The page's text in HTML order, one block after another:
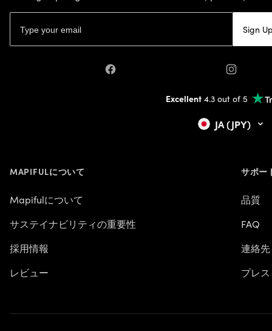
Sign
Facebook Instagram
Excellent4.3 out of 5
JA (JPY)
MAPIFULについて
Mapifulについて
サステイナビリティの重要性
採用情報
レビュー
サポー
品質
FAQ
連絡先
プレス